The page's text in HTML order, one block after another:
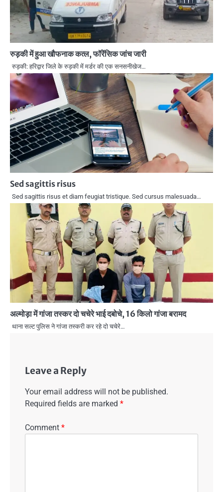
रुड़की में हुआ खौफनाक कत्ल, फॉरेंसिक जांच जारी
रुड़की: हरिद्वार जिले के रुड़की में मर्डर की एक सनसनीखेज…
Sed sagittis risus
Sed sagittis risus et diam feugiat tristique. Sed cursus malesuada…
अल्मोड़ा में गांजा तस्कर दो चचेरे भाई दबोचे, 16 किलो गांजा बरामद
थाना सल्ट पुलिस ने गांजा तस्करी कर रहे दो चचेरे…
Leave a Reply
Your email address will not be published.
Required fields are marked *
Comment *